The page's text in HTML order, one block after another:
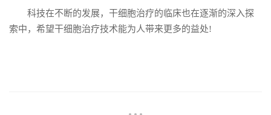
科技在不断的发展，干细胞治疗的临床也在逐渐的深入探
索中，希望干细胞治疗技术能为人带来更多的益处!